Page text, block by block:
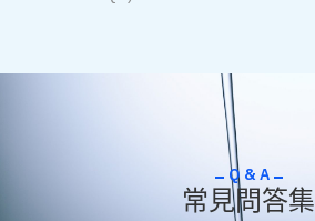
Q & A
常見問答​​集